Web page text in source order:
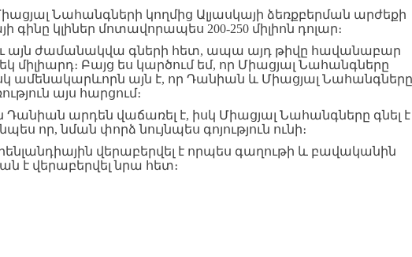
Նահանգների կողմից Ալյասկայի ձեռքբերման արժեքի
կլիներ մոտավորապես 200-250 միլիոն դոլար։
այն ժամանակվա գների հետ, ապա այդ թիվը հավանաբար
միլիարդ։ Բայց ես կարծում եմ, որ Միացյալ Նահանգները
ամենակարևորն այն է, որ Դանիան և Միացյալ Նահանգները
այս հարցում։
Դանիան արդեն վաճառել է, իսկ Միացյալ Նահանգները գնել է
որ, նման փորձ նույնպես գոյություն ունի։
վերաբերվել է որպես գաղութի և բավականին
է վերաբերվել նրա հետ։